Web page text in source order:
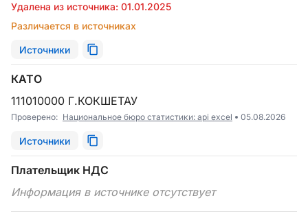
Удалена из источника: 01.01.2025
Различается в источниках
Источники
КАТО
111010000 Г.КОКШЕТАУ
Проверено: Национальное бюро статистики: api excel 05.08.2026
Источники
Плательщик НДС
Информация в источнике отсутствует